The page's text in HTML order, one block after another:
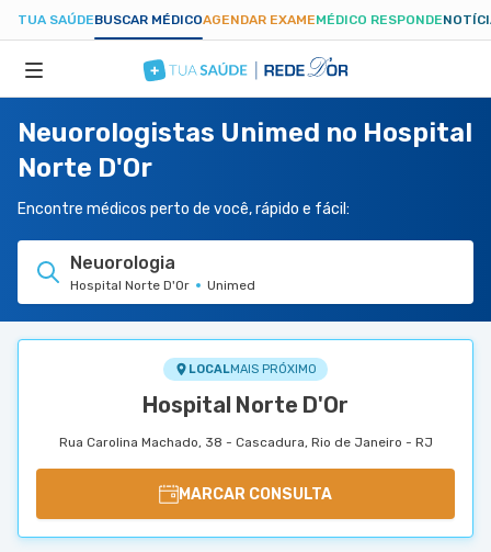
TUA SAÚDEBUSCAR MÉDICOAGENDAR EXAMEMÉDICO RESPONDE
ESPECIALIDADES
HOSPITAIS
TUASAUDE.COM
Neuorologistas Unimed no Hospital
Norte D'Or
Encontre médicos perto de você, rápido e fácil:
Neuorologia
Hospital Norte D'Or Unimed
LOCALMAIS PRÓXIMO
Hospital Norte D'Or
Rua Carolina Machado, 38 - Cascadura, Rio de Janeiro - RJ
MARCAR CONSULTA